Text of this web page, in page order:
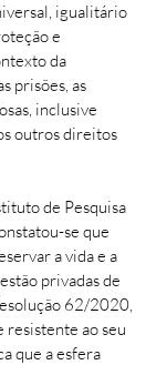
igualitário
e
da
prisões, as
inclusive
outros direitos
de Pesquisa
se que
a vida e a
privadas de
62/2020,
resistente ao seu
que a esfera